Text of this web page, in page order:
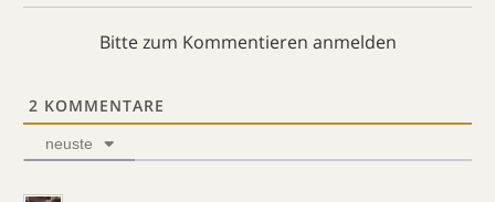
Bitte zum Kommentieren anmelden
2 KOMMENTARE
neuste